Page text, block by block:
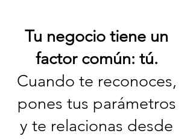
Tu negocio tiene un
factor común: tú.
Cuando te reconoces,
pones tus parámetros
y te relacionas desde